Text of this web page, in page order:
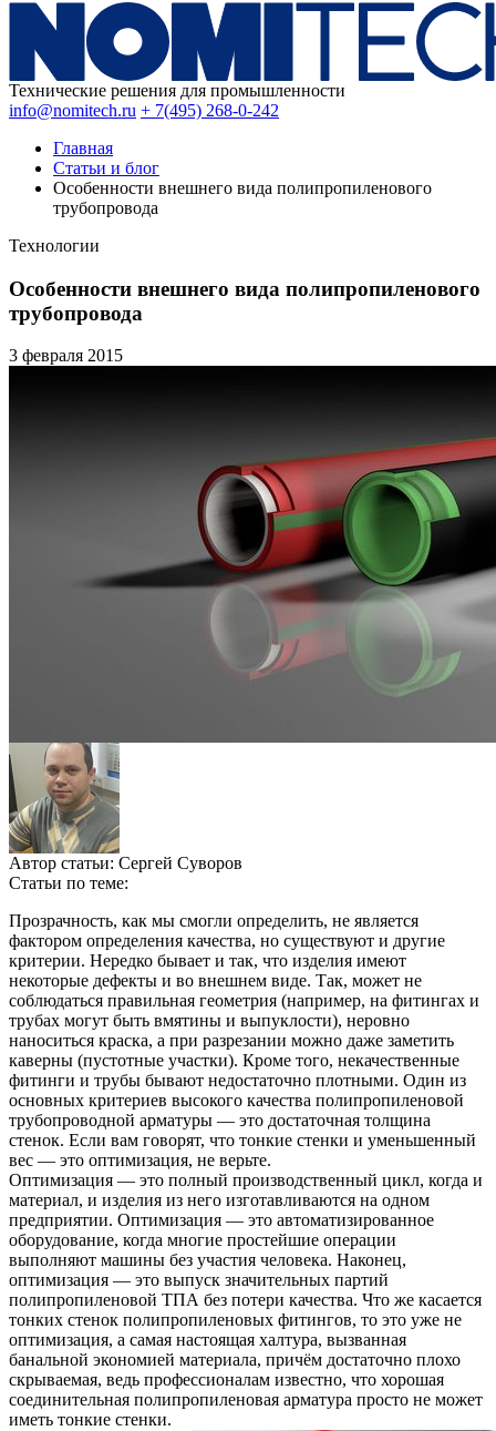
Технические решения для промышленности
info@nomitech.ru + 7(495) 268-0-242
Главная
Статьи и блог
Особенности внешнего вида полипропиленового
трубопровода
Технологии
Особенности внешнего вида полипропиленового
трубопровода
3 февраля 2015
Автор статьи: Сергей Суворов
Статьи по теме:
Прозрачность, как мы смогли определить, не является
фактором определения качества, но существуют и другие
критерии. Нередко бывает и так, что изделия имеют
некоторые дефекты и во внешнем виде. Так, может не
соблюдаться правильная геометрия (например, на фитингах и
трубах могут быть вмятины и выпуклости), неровно
наноситься краска, а при разрезании можно даже заметить
каверны (пустотные участки). Кроме того, некачественные
фитинги и трубы бывают недостаточно плотными. Один из
основных критериев высокого качества полипропиленовой
трубопроводной арматуры — это достаточная толщина
стенок. Если вам говорят, что тонкие стенки и уменьшенный
вес — это оптимизация, не верьте.
Оптимизация — это полный производственный цикл, когда и
материал, и изделия из него изготавливаются на одном
предприятии. Оптимизация — это автоматизированное
оборудование, когда многие простейшие операции
выполняют машины без участия человека. Наконец,
оптимизация — это выпуск значительных партий
полипропиленовой ТПА без потери качества. Что же касается
тонких стенок полипропиленовых фитингов, то это уже не
оптимизация, а самая настоящая халтура, вызванная
банальной экономией материала, причём достаточно плохо
скрываемая, ведь профессионалам известно, что хорошая
соединительная полипропиленовая арматура просто не может
иметь тонкие стенки.